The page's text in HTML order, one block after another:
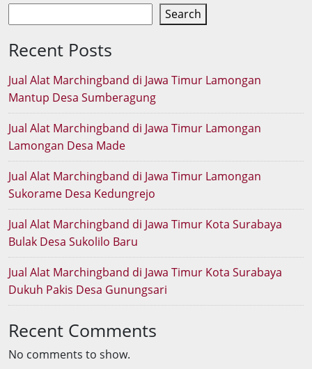
Search
Recent Posts
Jual Alat Marchingband di Jawa Timur Lamongan
Mantup Desa Sumberagung
Jual Alat Marchingband di Jawa Timur Lamongan
Lamongan Desa Made
Jual Alat Marchingband di Jawa Timur Lamongan
Sukorame Desa Kedungrejo
Jual Alat Marchingband di Jawa Timur Kota Surabaya
Bulak Desa Sukolilo Baru
Jual Alat Marchingband di Jawa Timur Kota Surabaya
Dukuh Pakis Desa Gunungsari
Recent Comments
No comments to show.